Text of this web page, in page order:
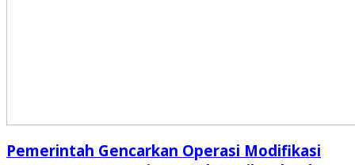
Pemerintah Gencarkan Operasi Modifikasi